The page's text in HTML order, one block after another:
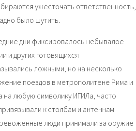
ужесточать ответственность,
было шутить.
дни фиксировалось небывалое
и других готовящихся
ложными, но на несколько
поездов в метрополитене Рима и
любую символику ИГИЛа, часто
к столбам и антеннам
люди принимали за оружие